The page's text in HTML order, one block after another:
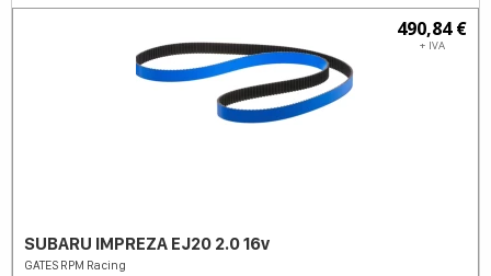
490,84 €
+ IVA
SUBARU IMPREZA EJ20 2.0 16v
GATES RPM Racing